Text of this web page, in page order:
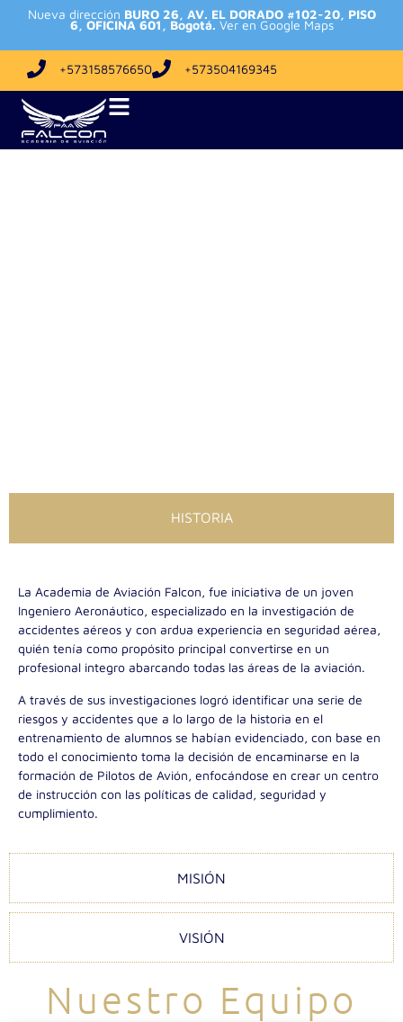
Nueva dirección BURO 26, AV. EL DORADO #102-20, PISO
6, OFICINA 601, Bogotá. Ver en Google Maps
+573158576650 +573504169345
HISTORIA
MISIÓN
VISIÓN
La Academia de Aviación Falcon, fue iniciativa de un joven
Ingeniero Aeronáutico, especializado en la investigación de
accidentes aéreos y con ardua experiencia en seguridad aérea,
quién tenía como propósito principal convertirse en un
profesional integro abarcando todas las áreas de la aviación.
A través de sus investigaciones logró identificar una serie de
riesgos y accidentes que a lo largo de la historia en el
entrenamiento de alumnos se habían evidenciado, con base en
todo el conocimiento toma la decisión de encaminarse en la
formación de Pilotos de Avión, enfocándose en crear un centro
de instrucción con las políticas de calidad, seguridad y
cumplimiento.
Nuestro Equipo